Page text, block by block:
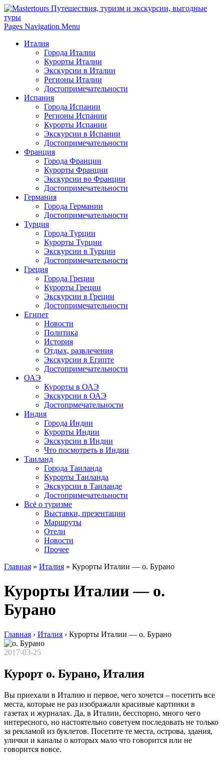
Pages Navigation Menu
Италия
Города Италии
Курорты Италии
Экскурсии в Италии
Регионы Италии
Достопримечательности
Испания
Города Испании
Регионы Испании
Курорты Испании
Экскурсии в Испании
Достопримечательности
Франция
Города Франции
Курорты Франции
Экскурсии во Франции
Достопримечательности
Германия
Города Германии
Достопримечательности
Турция
Города Турции
Курорты Турции
Экскурсии в Турции
Достопримечательности
Греция
Города Греции
Курорты Греции
Экскурсии в Греции
Достопримечательности
Египет
Новости
Политика
История
Отдых, развлечения
Экскурсии в Египте
Достопримечательности
ОАЭ
Курорты в ОАЭ
Экскурсии в ОАЭ
Достопрмечательности
Индия
Города Индии
Курорты Индии
Экскурсии в Индии
Что посмотреть в Индии
Таиланд
Города Таиланда
Курорты Таиланда
Экскурсии в Таиланде
Достопримечательности
Всё о туризме
Выставки, презентации
Маршруты
Отели
Новости
Прочее
Главная » Италия » Курорты Италии — о. Бурано
Курорты Италии — о.
Бурано
Главная › Италия › Курорты Италии — о. Бурано
2017-03-25
Курорт о. Бурано, Италия
Вы приехали в Италию и первое, чего хочется – посетить все
места, которые не раз изображали красивые картинки в
газетах и журналах. Да, в Италии, бесспорно, много чего
интересного, но настоятельно советуем последовать не только
за рекламой из буклетов. Посетите те места, острова, здания,
улички и каналы о которых мало что говорится или не
говорится вовсе.